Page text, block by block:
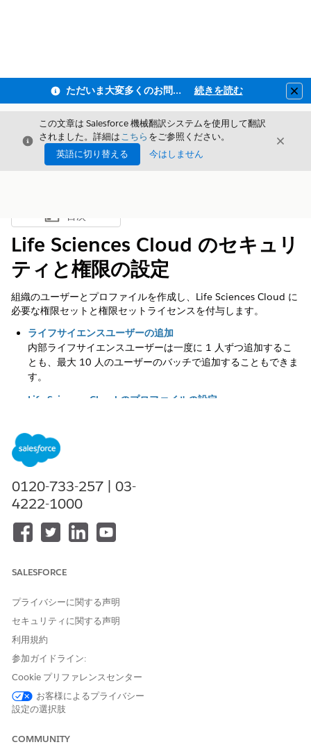
ただいま大変多くのお問い合わせをいただいており、ご連絡までにお時間を頂戴しております 続きを読む
閉じる
この文章は Salesforce 機械翻訳システムを使用して翻訳
されました。詳細はこちら をご参照ください。
英語に切り替える
今はしません
閉じる
目次を表示
目次
Life Sciences Cloud のセキュリ
ティと権限の設定
組織のユーザーとプロファイルを作成し、Life Sciences Cloud に
必要な権限セットと権限セットライセンスを付与します。
ライフサイエンスユーザーの追加
内部ライフサイエンスユーザーは一度に 1 人ずつ追加するこ
とも、最大 10 人のユーザーのバッチで追加することもできま
す。
Life Sciences Cloud のプロファイルの設定
を Life Sciences Cloud ユーザーに割り当てることができま
す。表示を拡張して特定のオブジェクトへのアクセス権を付与
をコピーして、組織のニーズに合わせて編集します。ユーザー
のプロファイルを調整して、項目へのユーザーのアクセス権を
Life Sciences Cloud の権限セットの割り当て
セットと権限セット ライセンスが必要です。[設定] の [権限セ
連する権限セットライセンスが表示されます。[ライセンス] 列
一致するかを明確にします。
この記事で問題は解決されましたか?
0120-733-257 | 03-
4222-1000
SALESFORCE
プライバシーに関する声明
セキュリティに関する声明
利用規約
参加ガイドライン:
Cookie プリファレンスセンター
お客様によるプライバシー
設定の選択肢
COMMUNITY